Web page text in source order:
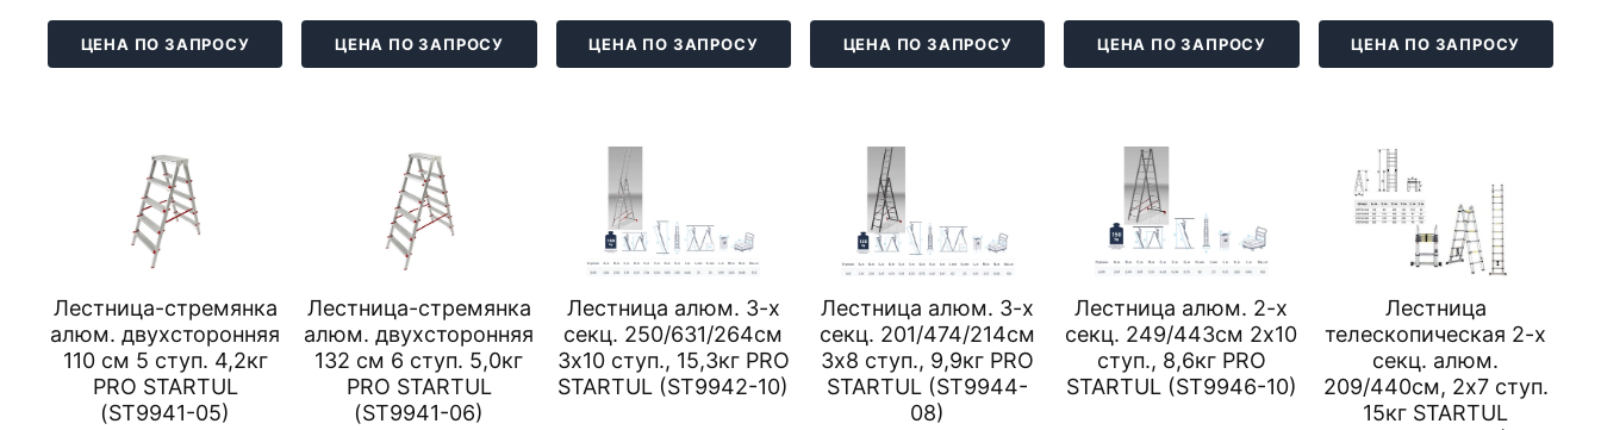
ЦЕНА ПО ЗАПРОСУ ЦЕНА ПО ЗАПРОСУ ЦЕНА ПО ЗАПРОСУ ЦЕНА ПО ЗАПРОСУ ЦЕНА ПО ЗАПРОСУ ЦЕНА ПО ЗАПРОСУ
Лестница-стремянка
алюм. двухсторонняя
110 см 5 ступ. 4,2кг
PRO STARTUL
(ST9941-05)
Лестница-стремянка
алюм. двухсторонняя
132 см 6 ступ. 5,0кг
PRO STARTUL
(ST9941-06)
Лестница алюм. 3-х
секц. 250/631/264см
3х10 ступ., 15,3кг PRO
STARTUL (ST9942-10)
Лестница алюм. 3-х
секц. 201/474/214см
3х8 ступ., 9,9кг PRO
STARTUL (ST9944-
08)
Лестница алюм. 2-х
секц. 249/443см 2х10
ступ., 8,6кг PRO
STARTUL (ST9946-10)
Лестница
телескопическая 2-х
секц. алюм.
209/440см, 2х7 ступ.
15кг STARTUL